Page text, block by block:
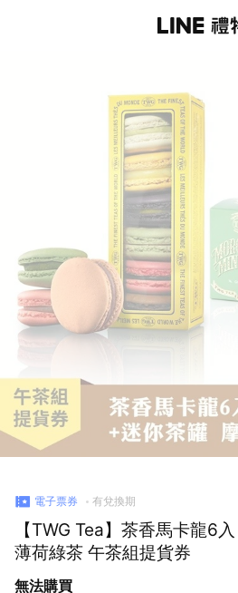
電子票券 有兌換期
【TWG Tea】茶香馬卡龍6
薄荷綠茶 午茶組提貨券
無法購買